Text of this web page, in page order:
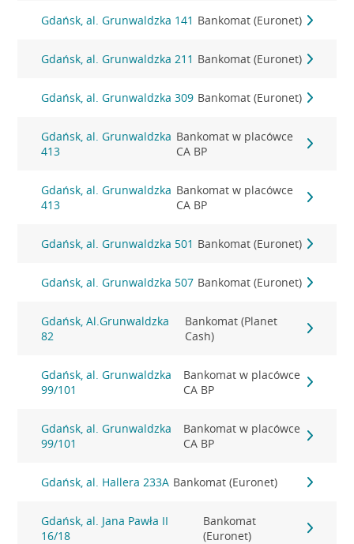
Gdańsk, al. Grunwaldzka 141 Bankomat (Euronet)
Gdańsk, al. Grunwaldzka 211 Bankomat (Euronet)
Gdańsk, al. Grunwaldzka 309 Bankomat (Euronet)
Gdańsk, al. Grunwaldzka
413
Bankomat w placówce
CA BP
Gdańsk, al. Grunwaldzka
413
Bankomat w placówce
CA BP
Gdańsk, al. Grunwaldzka 501 Bankomat (Euronet)
Gdańsk, al. Grunwaldzka 507 Bankomat (Euronet)
Gdańsk, Al.Grunwaldzka
82
Bankomat (Planet
Cash)
Gdańsk, al. Grunwaldzka
99/101
Bankomat w placówce
CA BP
Gdańsk, al. Grunwaldzka
99/101
Bankomat w placówce
CA BP
Gdańsk, al. Hallera 233A Bankomat (Euronet)
Gdańsk, al. Jana Pawła II
16/18
Bankomat
(Euronet)